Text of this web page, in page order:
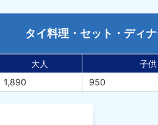
タイ料理・セット・ディ
大人 子供
1,890 950